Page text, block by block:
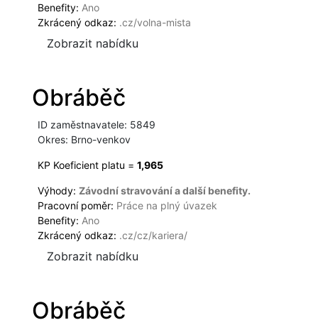
Benefity: Ano
Zkrácený odkaz: .cz/volna-mista
Zobrazit nabídku
Obráběč
ID zaměstnavatele: 5849
Okres: Brno-venkov
KP Koeficient platu = 1,965
Výhody: Závodní stravování a další benefity.
Pracovní poměr: Práce na plný úvazek
Benefity: Ano
Zkrácený odkaz: .cz/cz/kariera/
Zobrazit nabídku
Obráběč